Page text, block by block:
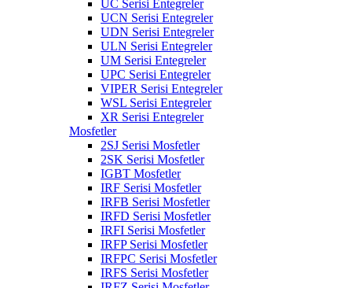
UC Serisi Entegreler
UCN Serisi Entegreler
UDN Serisi Entegreler
ULN Serisi Entegreler
UM Serisi Entegreler
UPC Serisi Entegreler
VIPER Serisi Entegreler
WSL Serisi Entegreler
XR Serisi Entegreler
Mosfetler
2SJ Serisi Mosfetler
2SK Serisi Mosfetler
IGBT Mosfetler
IRF Serisi Mosfetler
IRFB Serisi Mosfetler
IRFD Serisi Mosfetler
IRFI Serisi Mosfetler
IRFP Serisi Mosfetler
IRFPC Serisi Mosfetler
IRFS Serisi Mosfetler